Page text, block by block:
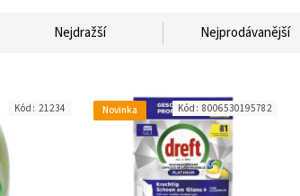
Nejdražší Nejprodávanější
Kód: 21234 Novinka Kód: 8006530195782